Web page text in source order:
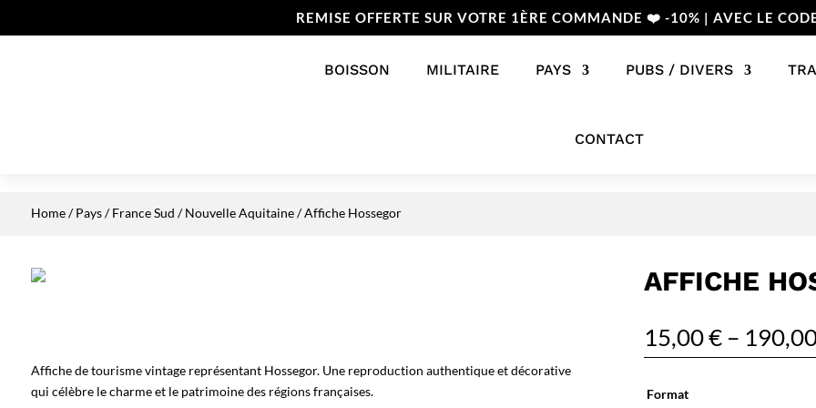
REMISE OFFERTE SUR VOTRE 1ÈRE COMMANDE ❤️ -10% | AVEC LE
BOISSON MILITAIRE PAYS PUBS / DIVERS
CONTACT
Home/Pays/France Sud /Nouvelle Aquitaine/ Affiche Hossegor
Affiche de tourisme vintage représentant Hossegor. Une reproduction authentique et décorative
qui célèbre le charme et le patrimoine des régions françaises.
AFFICHE
15,00€ –
Format